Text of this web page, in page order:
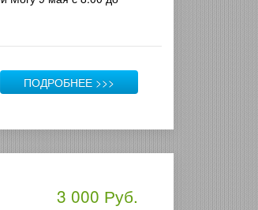
ПОДРОБНЕЕ >>>
3 000 Руб.